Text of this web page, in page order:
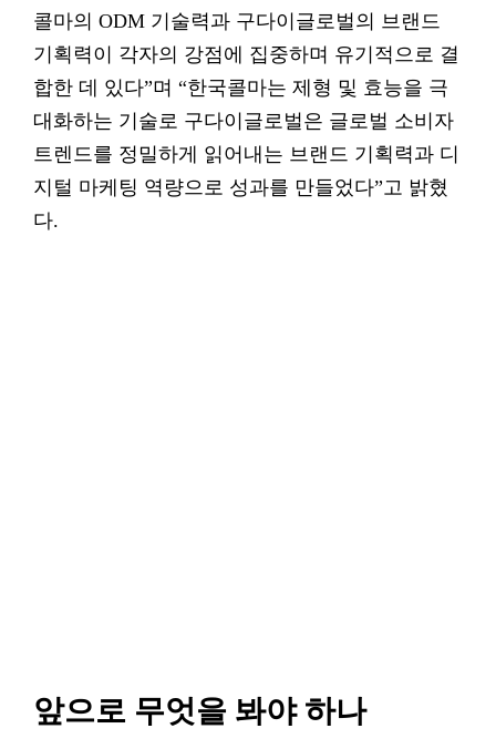
콜마의 ODM 기술력과 구다이글로벌의 브랜드
기획력이 각자의 강점에 집중하며 유기적으로 결
합한 데 있다”며 “한국콜마는 제형 및 효능을 극
대화하는 기술로 구다이글로벌은 글로벌 소비자
트렌드를 정밀하게 읽어내는 브랜드 기획력과 디
지털 마케팅 역량으로 성과를 만들었다”고 밝혔
다.
앞으로 무엇을 봐야 하나